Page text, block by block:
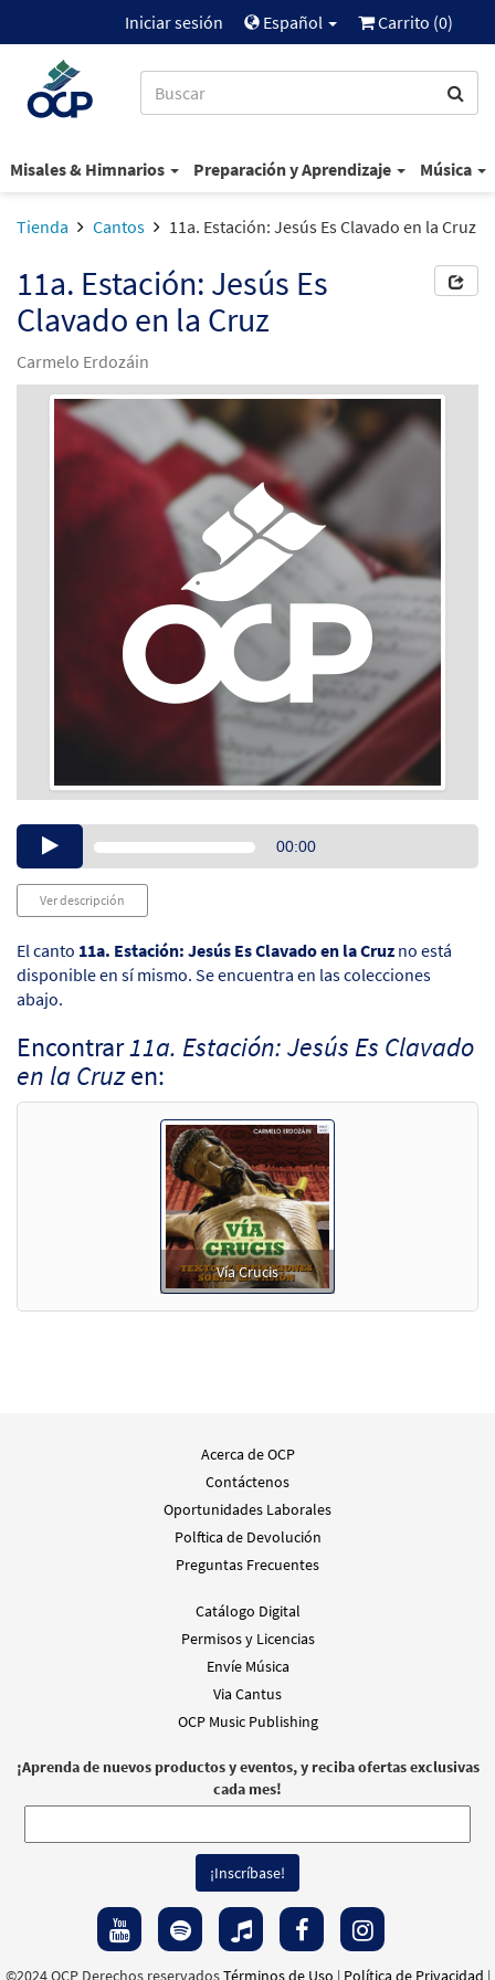
Iniciar sesión Español Carrito (0)
Misales & Himnarios Preparación y Aprendizaje Música
Tienda Cantos 11a. Estación: Jesús Es Clavado en la Cruz
11a. Estación: Jesús Es
Clavado en la Cruz
Carmelo Erdozáin
Audio00:00
Ver descripción
El canto 11a. Estación: Jesús Es Clavado en la Cruz no está
disponible en sí mismo. Se encuentra en las colecciones
abajo.
Encontrar11a. Estación: Jesús Es Clavado
en la Cruzen:
Vía Crucis
Acerca de OCP
Contáctenos
Oportunidades Laborales
Polftica de Devolución
Preguntas Frecuentes
Catálogo Digital
Permisos y Licencias
Envíe Música
Via Cantus
OCP Music Publishing
¡Aprenda de nuevos productos y eventos, y reciba ofertas exclusivas
cada mes!
©2024 OCP Derechos reservadosTérminos de Uso | Política de Privacidad |